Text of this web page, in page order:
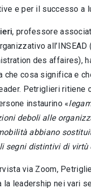
e per il successo a
, professore
all’INSEAD
des affai­res),
che cosa significa e
Petriglieri ritiene
instaurino «
deboli alle
abbiano
segni distintivi di virtù
via Zoom,
la leader­ship nei vari